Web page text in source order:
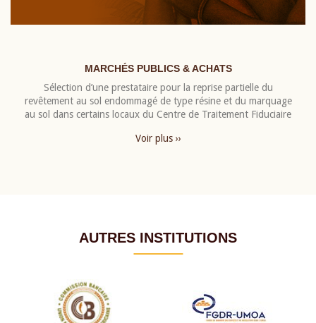
MARCHÉS PUBLICS & ACHATS
Sélection d’une prestataire pour la reprise partielle du
revêtement au sol endommagé de type résine et du marquage
au sol dans certains locaux du Centre de Traitement Fiduciaire
Voir plus ››
AUTRES INSTITUTIONS